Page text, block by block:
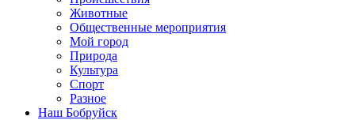
Животные
Общественные мероприятия
Мой город
Природа
Культура
Спорт
Разное
Наш Бобруйск